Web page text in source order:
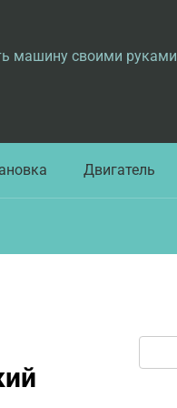
машину своими руками
Двигатель